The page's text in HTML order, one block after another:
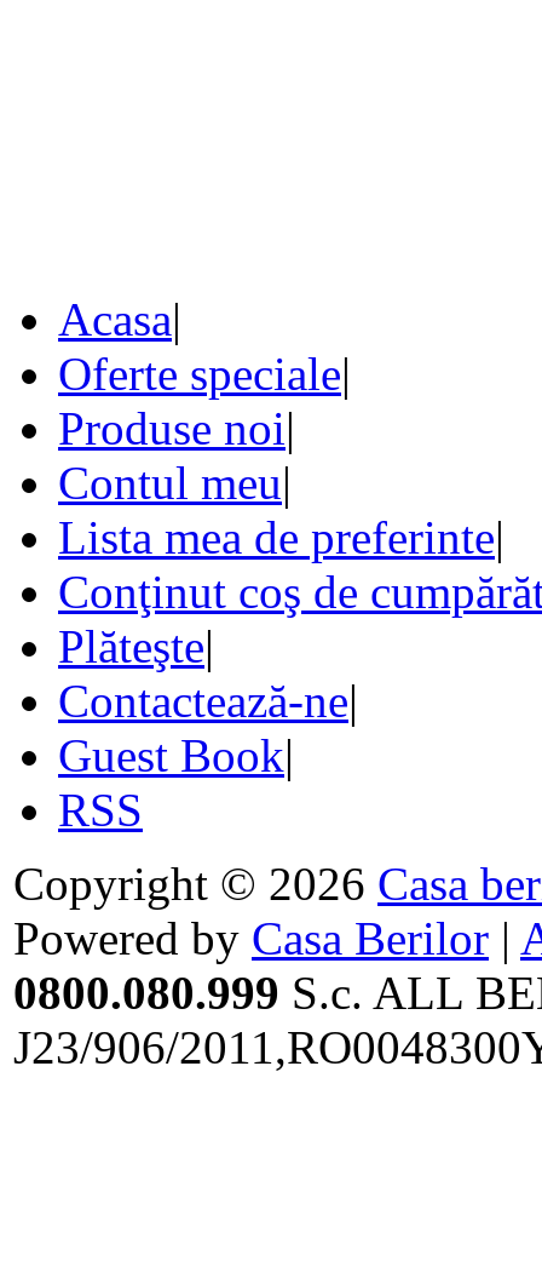
Acasa|
Oferte speciale|
Produse noi|
Contul meu|
Lista mea de preferinte|
Conţinut coş de
Plăteşte|
Contactează-ne|
Guest Book|
RSS
Copyright © 2026 Casa
Powered by Casa Berilor |
0800.080.999 S.c. ALL
J23/906/